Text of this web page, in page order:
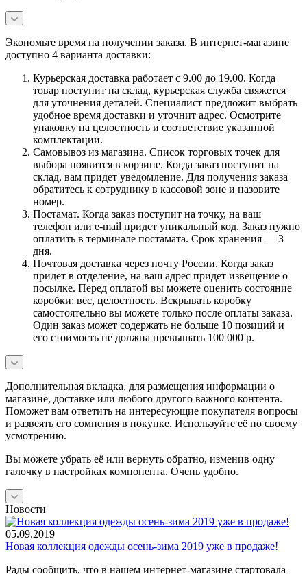
Экономьте время на получении заказа. В интернет-магазине
доступно 4 варианта доставки:
Курьерская доставка работает с 9.00 до 19.00. Когда
товар поступит на склад, курьерская служба свяжется
для уточнения деталей. Специалист предложит выбрать
удобное время доставки и уточнит адрес. Осмотрите
упаковку на целостность и соответствие указанной
комплектации.
Самовывоз из магазина. Список торговых точек для
выбора появится в корзине. Когда заказ поступит на
склад, вам придет уведомление. Для получения заказа
обратитесь к сотруднику в кассовой зоне и назовите
номер.
Постамат. Когда заказ поступит на точку, на ваш
телефон или e-mail придет уникальный код. Заказ нужно
оплатить в терминале постамата. Срок хранения — 3
дня.
Почтовая доставка через почту России. Когда заказ
придет в отделение, на ваш адрес придет извещение о
посылке. Перед оплатой вы можете оценить состояние
коробки: вес, целостность. Вскрывать коробку
самостоятельно вы можете только после оплаты заказа.
Один заказ может содержать не больше 10 позиций и
его стоимость не должна превышать 100 000 р.
Дополнительная вкладка, для размещения информации о
магазине, доставке или любого другого важного контента.
Поможет вам ответить на интересующие покупателя вопросы
и развеять его сомнения в покупке. Используйте её по своему
усмотрению.
Вы можете убрать её или вернуть обратно, изменив одну
галочку в настройках компонента. Очень удобно.
Новости
05.09.2019
Новая коллекция одежды осень-зима 2019 уже в продаже!
Рады сообщить, что в нашем интернет-магазине стартовала